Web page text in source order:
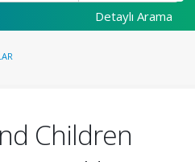
Detaylı Arama
Children